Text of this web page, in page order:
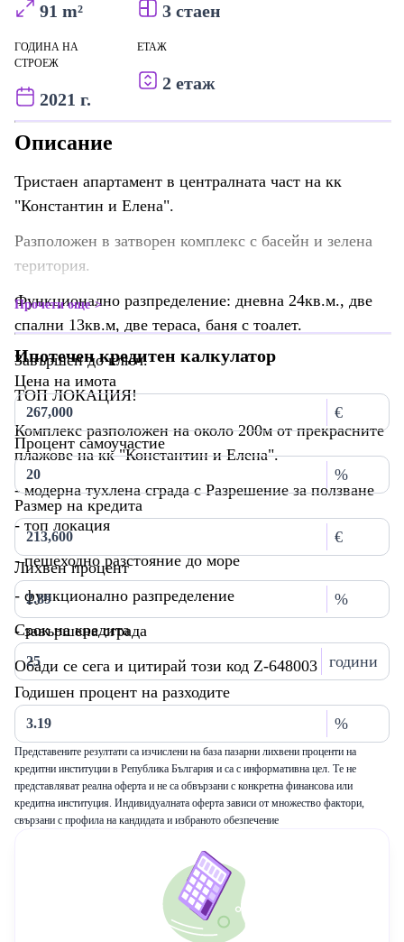
91 m² 3 стаен
ГОДИНА НА
СТРОЕЖ
2021 г.
ЕТАЖ
2 етаж
Описание
Тристаен апартамент в централната част на кк
"Константин и Елена".
Разположен в затворен комплекс с басейн и зелена
територия.
Функционално разпределение: дневна 24кв.м., две
спални 13кв.м, две тераса, баня с тоалет.
Завършен до ключ.
ТОП ЛОКАЦИЯ!
Комплекс разположен на около 200м от прекрасните
плажове на кк "Константин и Елена".
- модерна тухлена сграда с Разрешение за ползване
- топ локация
- пешеходно разстояние до море
- функционално разпределение
- завършена сграда
Обади се сега и цитирай този код Z-648003
Прочети още
Ипотечен кредитен калкулатор
Цена на имота
€
Процент самоучастие
%
Размер на кредита
€
Лихвен процент
%
Срок на кредита
години
Годишен процент на разходите
%
Представените резултати са изчислени на база пазарни лихвени проценти на
кредитни институции в Република България и са с информативна цел. Те не
представляват реална оферта и не са обвързани с конкретна финансова или
кредитна институция. Индивидуалната оферта зависи от множество фактори,
свързани с профила на кандидата и избраното обезпечение